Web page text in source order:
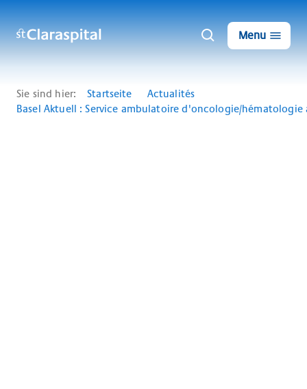
Menu
Sie sind hier: Startseite
Actualités
Basel Aktuell : Service ambulatoire d'oncologie/hématologie